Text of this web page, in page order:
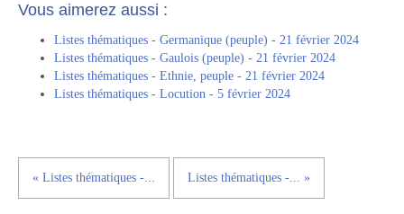
Vous aimerez aussi :
Listes thématiques - Germanique (peuple) - 21 février 2024
Listes thématiques - Gaulois (peuple) - 21 février 2024
Listes thématiques - Ethnie, peuple - 21 février 2024
Listes thématiques - Locution - 5 février 2024
« Listes thématiques -... Listes thématiques -... »